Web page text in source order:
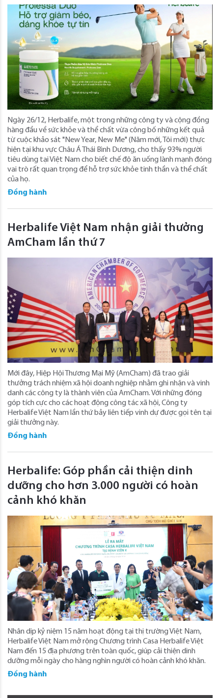
Ngày 26/12, Herbalife, một trong những công ty và cộng đồng
hàng đầu về sức khỏe và thể chất vừa công bố những kết quả
từ cuộc khảo sát "New Year, New Me" (Năm mới, Tôi mới) thực
hiện tại khu vực Châu Á Thái Bình Dương, cho thấy 93% người
tiêu dùng tại Việt Nam cho biết chế độ ăn uống lành mạnh đóng
vai trò rất quan trọng để hỗ trợ sức khỏe tinh thần và thể chất
của họ.
Đồng hành
Herbalife Việt Nam nhận giải thưởng
AmCham lần thứ 7
Mới đây, Hiệp Hội Thương Mại Mỹ (AmCham) đã trao giải
thưởng trách nhiệm xã hội doanh nghiệp nhằm ghi nhận và vinh
danh các công ty là thành viên của AmCham. Với những đóng
góp tích cực cho các hoạt động công tác xã hội, Công ty
Herbalife Việt Nam lần thứ bảy liên tiếp vinh dự được gọi tên tại
giải thưởng này.
Đồng hành
Herbalife: Góp phần cải thiện dinh
dưỡng cho hơn 3.000 người có hoàn
cảnh khó khăn
Nhân dịp kỷ niệm 15 năm hoạt động tại thị trường Việt Nam,
Herbalife Việt Nam mở rộng Chương trình Casa Herbalife Việt
Nam đến 15 địa phương trên toàn quốc, giúp cải thiện dinh
dưỡng mỗi ngày cho hàng nghìn người có hoàn cảnh khó khăn.
Đồng hành